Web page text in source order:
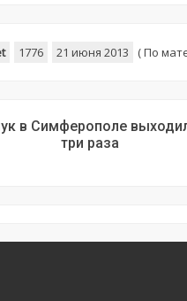
1776 21 июня 2013 (По
в Симферополе
три раза